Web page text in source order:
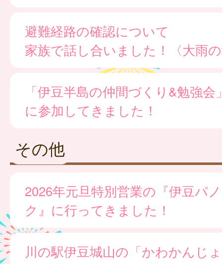
避難経路の確認について
家族で話し合いました！〈大雨
「伊豆半島の仲間づくり&勉強会
に参加してきました！
その他
2026年元旦特別営業の『伊豆パ
ク』に行ってきました！
川の駅伊豆城山の「かわかんじ